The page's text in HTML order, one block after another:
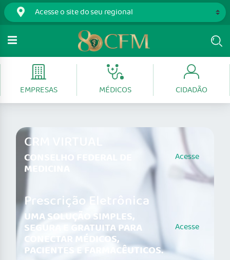
EMPRESAS MÉDICOS CIDADÃO
CRM VIRTUAL
CONSELHO FEDERAL DE
MEDICINA
Acesse
Prescrição Eletrônica
UMA SOLUÇÃO SIMPLES,
SEGURA E GRATUITA PARA
CONECTAR MÉDICOS,
PACIENTES E FARMACÊUTICOS.
Acesse